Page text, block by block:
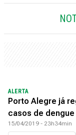
ALERTA
Porto Alegre já
casos de dengue
15/04/2019 - 23h34min